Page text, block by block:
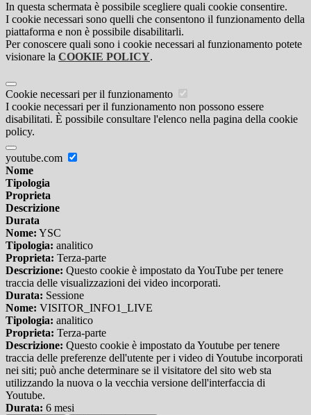
In questa schermata è possibile scegliere quali cookie consentire.
I cookie necessari sono quelli che consentono il funzionamento della
piattaforma e non è possibile disabilitarli.
Per conoscere quali sono i cookie necessari al funzionamento potete
visionare la COOKIE POLICY.
Cookie necessari per il funzionamento
I cookie necessari per il funzionamento non possono essere
disabilitati. È possibile consultare l'elenco nella pagina della cookie
policy.
youtube.com
Nome
Tipologia
Proprieta
Descrizione
Durata
Nome: YSC
Tipologia: analitico
Proprieta: Terza-parte
Descrizione: Questo cookie è impostato da YouTube per tenere
traccia delle visualizzazioni dei video incorporati.
Durata: Sessione
Nome: VISITOR_INFO1_LIVE
Tipologia: analitico
Proprieta: Terza-parte
Descrizione: Questo cookie è impostato da Youtube per tenere
traccia delle preferenze dell'utente per i video di Youtube incorporati
nei siti; può anche determinare se il visitatore del sito web sta
utilizzando la nuova o la vecchia versione dell'interfaccia di
Youtube.
Durata: 6 mesi